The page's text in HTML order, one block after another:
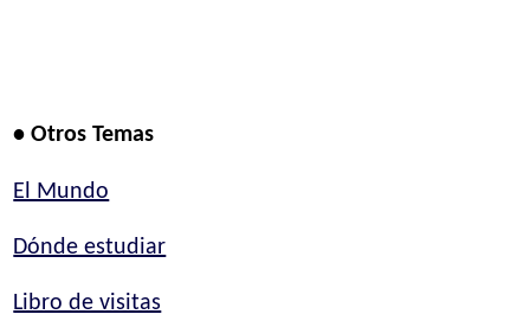
• Otros Temas
El Mundo
Dónde estudiar
Libro de visitas